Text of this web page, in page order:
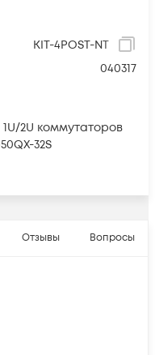
KIT-4POST-NT
040317
2U коммутаторов
32S
Отзывы Вопросы